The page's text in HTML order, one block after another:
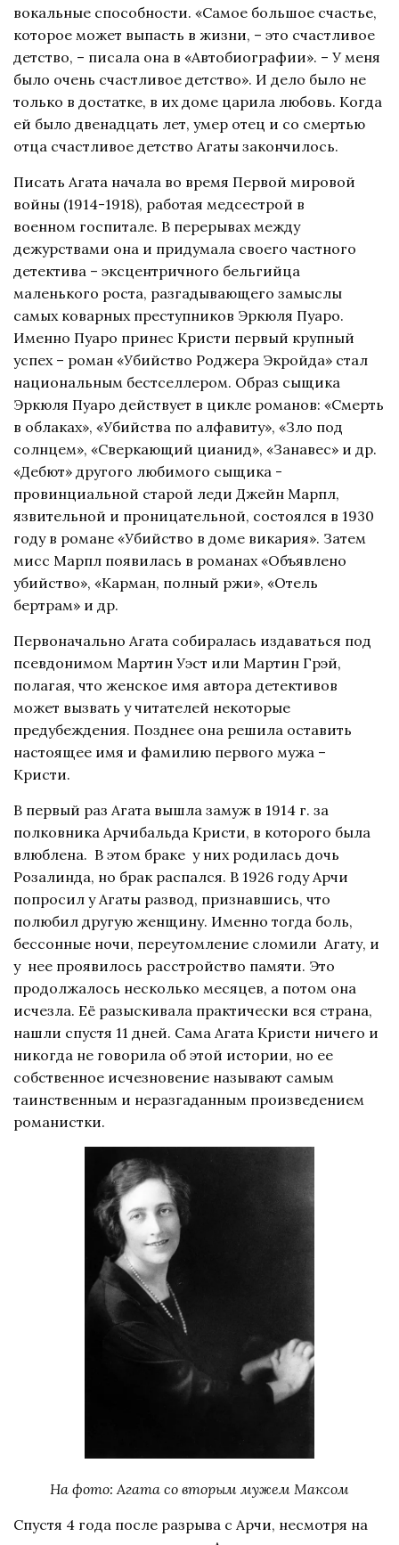
вокальные способности. «Самое большое счастье,
которое может выпасть в жизни, – это счастливое
детство, – писала она в «Автобиографии». – У меня
было очень счастливое детство». И дело было не
только в достатке, в их доме царила любовь. Когда
ей было двенадцать лет, умер отец и со смертью
отца счастливое детство Агаты закончилось.
Писать Агата начала во время Первой мировой
войны (1914-1918), работая медсестрой в
военном госпитале. В перерывах между
дежурствами она и придумала своего частного
детектива – эксцентричного бельгийца
маленького роста, разгадывающего замыслы
самых коварных преступников Эркюля Пуаро.
Именно Пуаро принес Кристи первый крупный
успех – роман «Убийство Роджера Экройда» стал
национальным бестселлером. Образ сыщика
Эркюля Пуаро действует в цикле романов: «Смерть
в облаках», «Убийства по алфавиту», «Зло под
солнцем», «Сверкающий цианид», «Занавес» и др.
«Дебют» другого любимого сыщика -
провинциальной старой леди Джейн Марпл,
язвительной и проницательной, состоялся в 1930
году в романе «Убийство в доме викария». Затем
мисс Марпл появилась в романах «Объявлено
убийство», «Карман, полный ржи», «Отель
бертрам» и др.
Первоначально Агата собиралась издаваться под
псевдонимом Мартин Уэст или Мартин Грэй,
полагая, что женское имя автора детективов
может вызвать у читателей некоторые
предубеждения. Позднее она решила оставить
настоящее имя и фамилию первого мужа –
Кристи.
В первый раз Агата вышла замуж в 1914 г. за
полковника Арчибальда Кристи, в которого была
влюблена. В этом браке у них родилась дочь
Розалинда, но брак распался. В 1926 году Арчи
попросил у Агаты развод, признавшись, что
полюбил другую женщину. Именно тогда боль,
бессонные ночи, переутомление сломили Агату, и
у нее проявилось расстройство памяти. Это
продолжалось несколько месяцев, а потом она
исчезла. Её разыскивала практически вся страна,
нашли спустя 11 дней. Сама Агата Кристи ничего и
никогда не говорила об этой истории, но ее
собственное исчезновение называют самым
таинственным и неразгаданным произведением
романистки.
На фото: Агата со вторым мужем Максом
Спустя 4 года после разрыва с Арчи, несмотря на